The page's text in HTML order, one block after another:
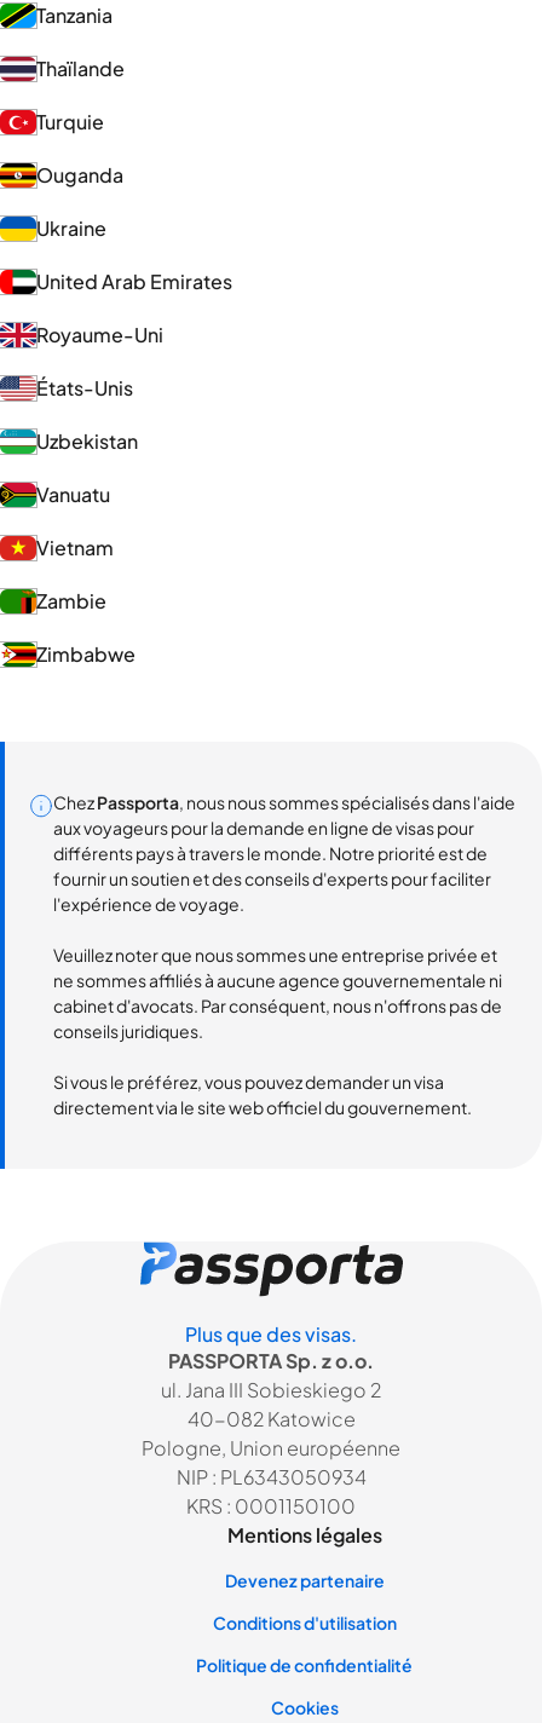
Tanzania
Thaïlande
Turquie
Ouganda
Ukraine
United Arab Emirates
Royaume-Uni
États-Unis
Uzbekistan
Vanuatu
Vietnam
Zambie
Zimbabwe
ChezPassporta, nous nous sommes spécialisés dans l'aide
aux voyageurs pour la demande en ligne de visas pour
différents pays à travers le monde. Notre priorité est de
fournir un soutien et des conseils d'experts pour faciliter
l'expérience de voyage.
Veuillez noter que nous sommes une entreprise privée et
ne sommes affiliés à aucune agence gouvernementale ni
cabinet d'avocats. Par conséquent, nous n'offrons pas de
conseils juridiques.
Si vous le préférez, vous pouvez demander un visa
directement via le site web officiel du gouvernement.
Plus que des visas.
PASSPORTA Sp. z o.o.
ul. Jana III Sobieskiego 2
40-082 Katowice
Pologne, Union européenne
NIP : PL6343050934
KRS : 0001150100
Mentions légales
Devenez partenaire
Conditions d'utilisation
Politique de confidentialité
Cookies